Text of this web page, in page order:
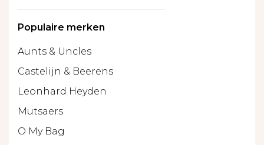
Populaire merken
Aunts & Uncles
Castelijn & Beerens
Leonhard Heyden
Mutsaers
O My Bag